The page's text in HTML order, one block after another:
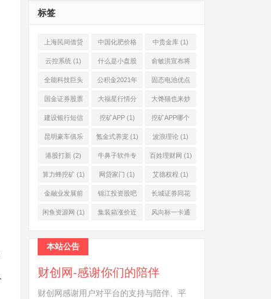
标签
上海民间借贷
公司(1)
中国化肥价格
网(1)
中贵金库 (1)
云控系统 (1) 什么是小盘股
(2)
俞敏洪宣布将
退休(1)
全能科技巨头
(1)
公积金2021年
起不允许提取
固态电池优点
(1)
国金证券股票
(2)
大福星行情分
析系统(1)
大馋猫也来炒
股票(1)
建设银行短信
服务费(1)
挖矿APP(1) 挖矿APP哪个
靠谱(1)
昆明豪车俱乐
部(1)
氪金式养宠(1) 波浪理论 (1)
港股打新 (2) 牛鼻子软件专
业版(1)
百姓理财网 (1)
算力蜂挖矿(1) 网贷家门 (1) 艾德权程 (1)
金融业发展前
景(1)
锦江投资股吧
(1)
长城证券同花
顺(1)
闲鱼资源网 (1) 集装箱涨价近 风向标一卡通
本站公告
财创网-感谢你们的陪伴
财创网感谢用户对平台的支持与陪伴、平